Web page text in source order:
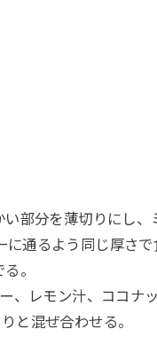
部分を薄切りにし
通るよう同じ厚さで
。
、レモン汁、ココナ
と混ぜ合わせる。